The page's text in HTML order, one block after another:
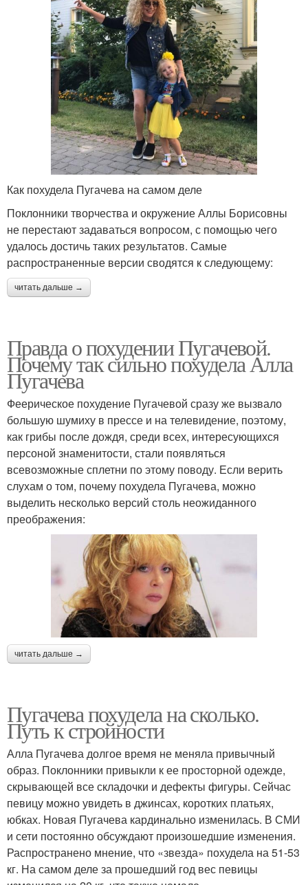
Как похудела Пугачева на самом деле
Поклонники творчества и окружение Аллы Борисовны
не перестают задаваться вопросом, с помощью чего
удалось достичь таких результатов. Самые
распространенные версии сводятся к следующему:
читать дальше →
Правда о похудении Пугачевой.
Почему так сильно похудела Алла
Пугачева
Феерическое похудение Пугачевой сразу же вызвало
большую шумиху в прессе и на телевидение, поэтому,
как грибы после дождя, среди всех, интересующихся
персоной знаменитости, стали появляться
всевозможные сплетни по этому поводу. Если верить
слухам о том, почему похудела Пугачева, можно
выделить несколько версий столь неожиданного
преображения:
читать дальше →
Пугачева похудела на сколько.
Путь к стройности
Алла Пугачева долгое время не меняла привычный
образ. Поклонники привыкли к ее просторной одежде,
скрывающей все складочки и дефекты фигуры. Сейчас
певицу можно увидеть в джинсах, коротких платьях,
юбках. Новая Пугачева кардинально изменилась. В СМИ
и сети постоянно обсуждают произошедшие изменения.
Распространено мнение, что «звезда» похудела на 51-53
кг. На самом деле за прошедший год вес певицы